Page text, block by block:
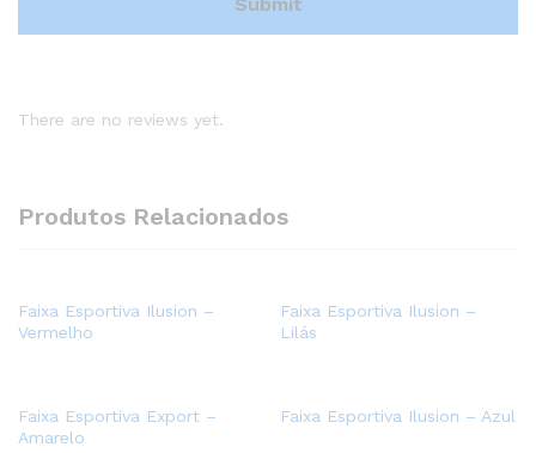
There are no reviews yet.
Produtos Relacionados
Faixa Esportiva Ilusion –
Vermelho
Faixa Esportiva Ilusion –
Lilás
Faixa Esportiva Export –
Amarelo
Faixa Esportiva Ilusion – Azul